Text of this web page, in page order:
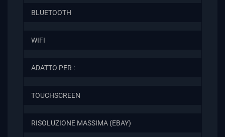
BLUETOOTH
WIFI
ADATTO PER :
TOUCHSCREEN
RISOLUZIONE MASSIMA (EBAY)